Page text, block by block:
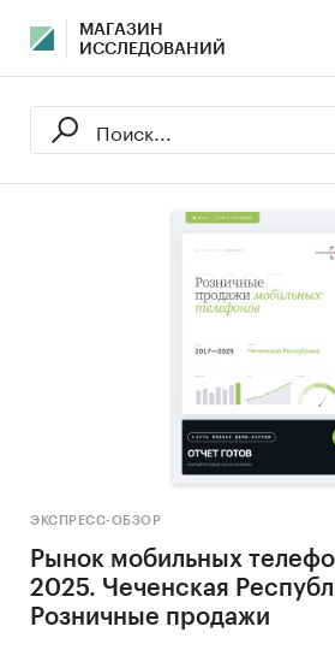
МАГАЗИН
ИССЛЕДОВАНИЙ
ЭКСПРЕСС-ОБЗОР
Рынок мобильных
2025. Чеченская
Розничные продажи